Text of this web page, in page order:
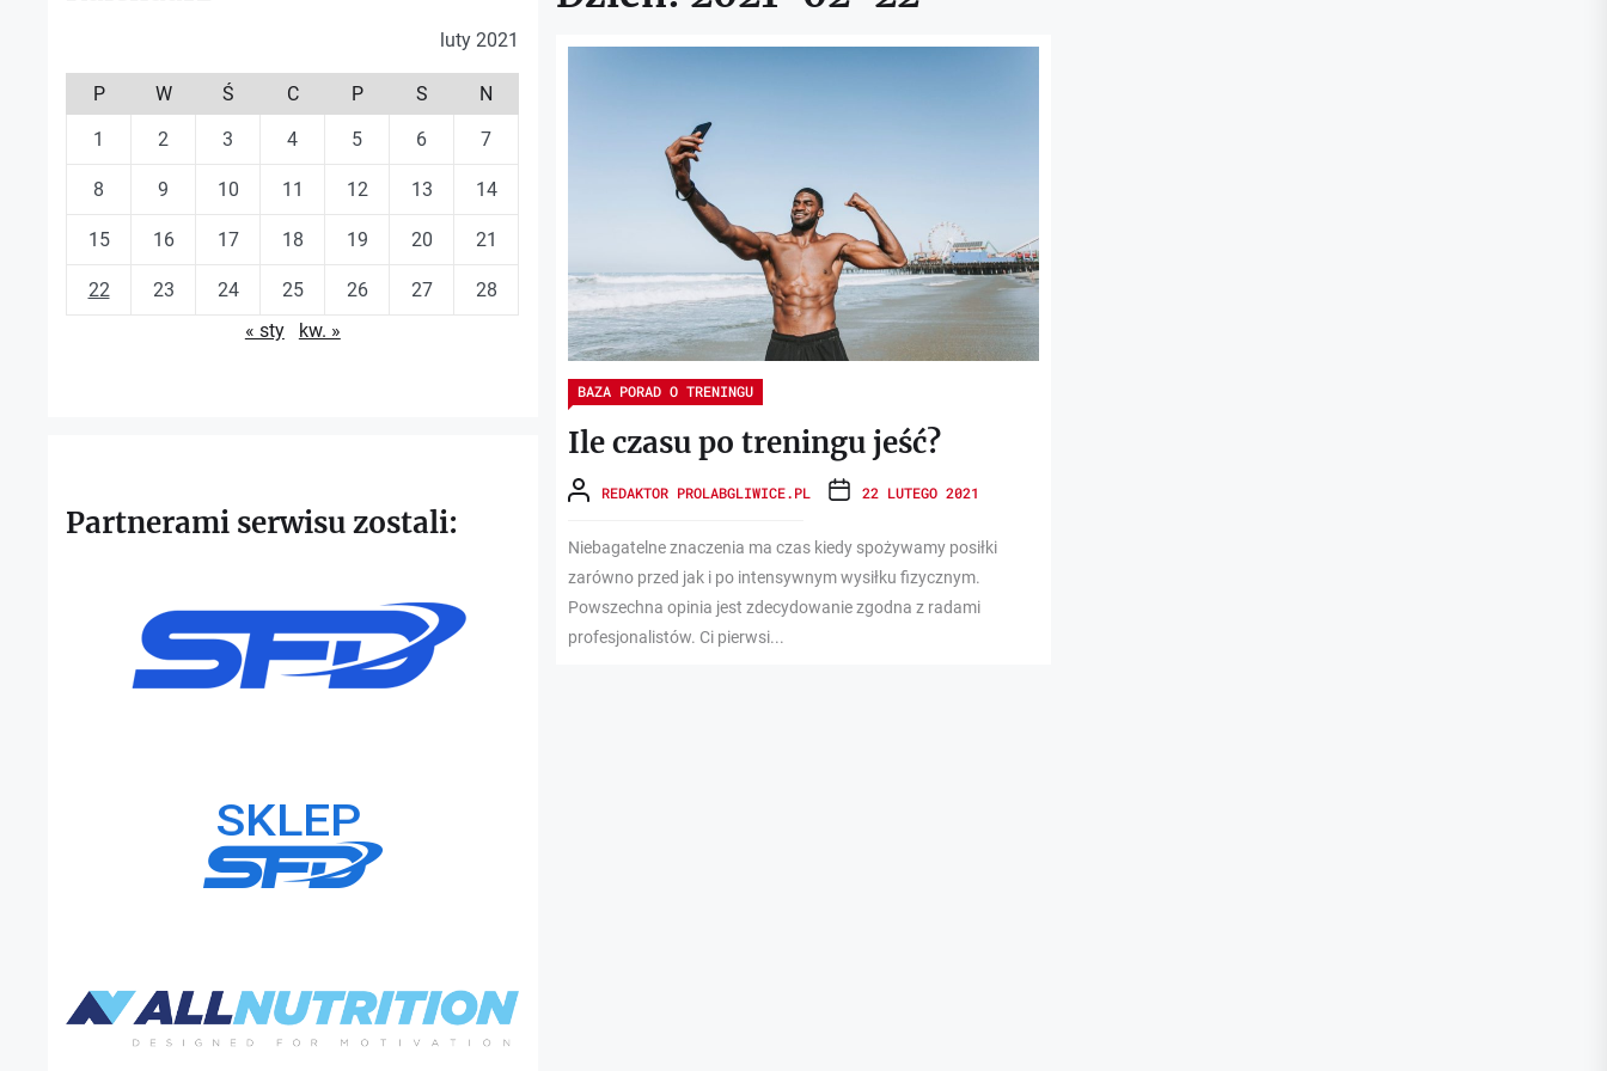
BAZA PORAD O TRENINGU
Ile czasu po treningu jeść?
REDAKTOR PROLABGLIWICE.PL 22 LUTEGO 2021
Niebagatelne znaczenia ma czas kiedy spożywamy posiłki
zarówno przed jak i po intensywnym wysiłku fizycznym.
Powszechna opinia jest zdecydowanie zgodna z radami
profesjonalistów. Ci pierwsi...
luty 2021
P W Ś C P S
N
1
2 3 4 5 6 7
8 9 10 11 12 13 14
15 16 17 18 19 20 21
22 23 24 25 26 27
28
« sty
kw. »
Partnerami serwisu zostali: